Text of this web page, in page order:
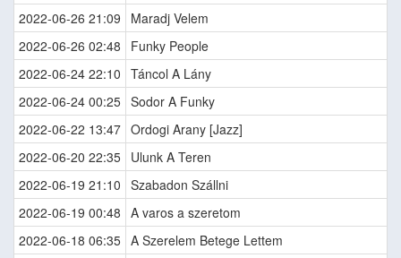
2022-06-26 21:09
Maradj Velem
2022-06-26 02:48
Funky People
2022-06-24 22:10 Táncol A Lány
2022-06-24 00:25 Sodor A Funky
2022-06-22 13:47 Ordogi Arany [Jazz]
2022-06-20 22:35 Ulunk A Teren
2022-06-19 21:10 Szabadon Szállni
2022-06-19 00:48 A varos a szeretom
2022-06-18 06:35 A Szerelem Betege Lettem